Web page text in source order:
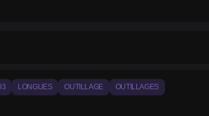
LONGUES OUTILLAGE OUTILLAGES